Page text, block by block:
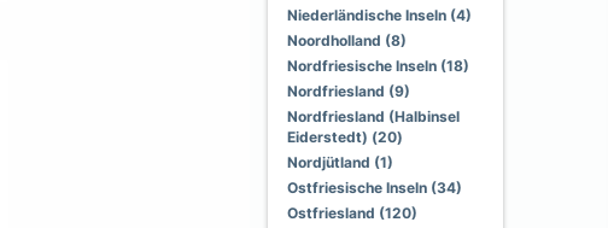
Niederländische Inseln (4)
Noordholland (8)
Nordfriesische Inseln (18)
Nordfriesland (9)
Nordfriesland (Halbinsel
Eiderstedt) (20)
Nordjütland (1)
Ostfriesische Inseln (34)
Ostfriesland (120)